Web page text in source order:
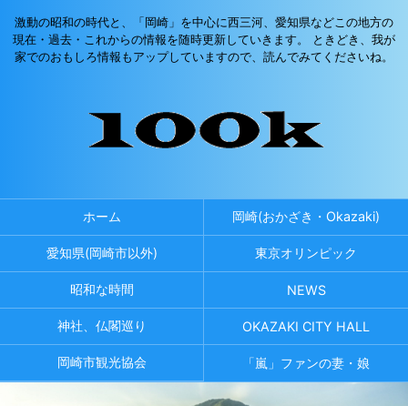
激動の昭和の時代と、「岡崎」を中心に西三河、愛知県などこの地方の
現在・過去・これからの情報を随時更新していきます。 ときどき、我が
家でのおもしろ情報もアップしていますので、読んでみてくださいね。
ホーム 岡崎(おかざき・Okazaki)
愛知県(岡崎市以外) 東京オリンピック
昭和な時間 NEWS
神社、仏閣巡り OKAZAKI CITY HALL
岡崎市観光協会 「嵐」ファンの妻・娘